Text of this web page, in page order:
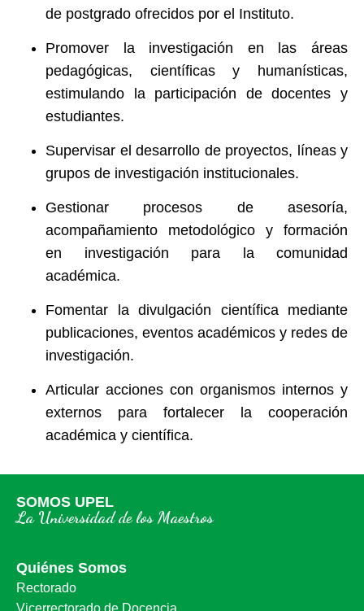
de postgrado ofrecidos por el Instituto.
Promover la investigación en las áreas
pedagógicas, científicas y humanísticas,
estimulando la participación de docentes y
estudiantes.
Supervisar el desarrollo de proyectos, líneas y
grupos de investigación institucionales.
Gestionar procesos de asesoría,
acompañamiento metodológico y formación
en investigación para la comunidad
académica.
Fomentar la divulgación científica mediante
publicaciones, eventos académicos y redes de
investigación.
Articular acciones con organismos internos y
externos para fortalecer la cooperación
académica y científica.
SOMOS UPEL
La Universidad de los Maestros
Quiénes Somos
Rectorado
Vicerrectorado de Docencia